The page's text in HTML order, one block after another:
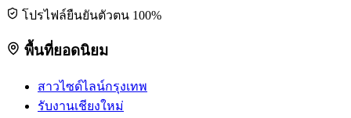
โปรไฟล์ยืนยันตัวตน 100%
พื้นที่ยอดนิยม
สาวไซด์ไลน์กรุงเทพ
รับงานเชียงใหม่